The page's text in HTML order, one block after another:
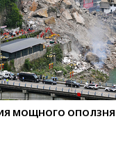
МОЩНОГО ОПОЛЗНЯ